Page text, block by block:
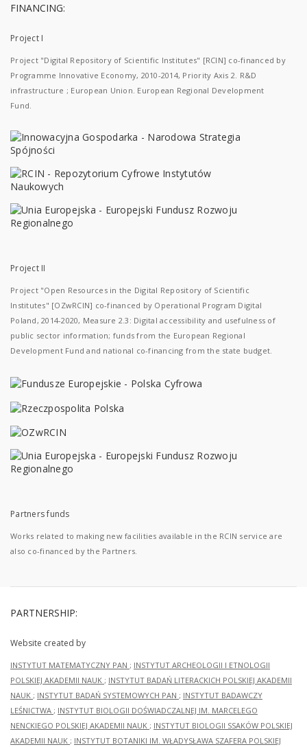
FINANCING:
Project I
Project "Digital Repository of Scientific Institutes" [RCIN] co-financed by
Programme Innovative Economy, 2010-2014, Priority Axis 2. R&D
infrastructure ; European Union. European Regional Development
Fund.
Project II
Project "Open Resources in the Digital Repository of Scientific
Institutes" [OZwRCIN] co-financed by Operational Program Digital
Poland, 2014-2020, Measure 2.3: Digital accessibility and usefulness of
public sector information; funds from the European Regional
Development Fund and national co-financing from the state budget.
Partners funds
Works related to making new facilities available in the RCIN service are
also co-financed by the Partners.
PARTNERSHIP:
Website created by
INSTYTUT MATEMATYCZNY PAN ; INSTYTUT ARCHEOLOGII I ETNOLOGII
POLSKIEJ AKADEMII NAUK ; INSTYTUT BADAŃ LITERACKICH POLSKIEJ AKADEMII
NAUK ; INSTYTUT BADAŃ SYSTEMOWYCH PAN ; INSTYTUT BADAWCZY
LEŚNICTWA ; INSTYTUT BIOLOGII DOŚWIADCZALNEJ IM. MARCELEGO
NENCKIEGO POLSKIEJ AKADEMII NAUK ; INSTYTUT BIOLOGII SSAKÓW POLSKIEJ
AKADEMII NAUK ; INSTYTUT BOTANIKI IM. WŁADYSŁAWA SZAFERA POLSKIEJ